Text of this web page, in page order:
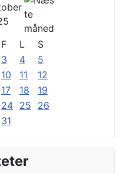
F L
S
3 4
5
10 11
12
17 18
19
24 25
26
31